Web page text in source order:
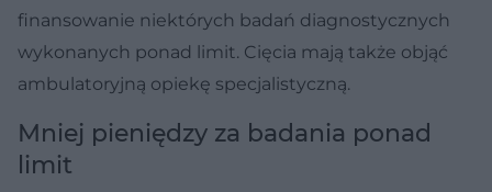
finansowanie niektórych badań diagnostycznych
wykonanych ponad limit. Cięcia mają także objąć
ambulatoryjną opiekę specjalistyczną.
Mniej pieniędzy za badania ponad
limit